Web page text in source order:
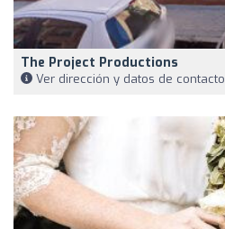
The Project Productions
Ver dirección y datos de contacto